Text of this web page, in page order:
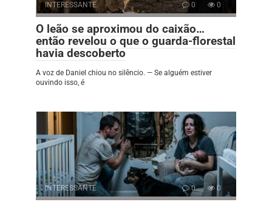
INTERESSANTE 0 0
O leão se aproximou do caixão…
então revelou o que o guarda-florestal
havia descoberto
A voz de Daniel chiou no silêncio. — Se alguém estiver
ouvindo isso, é
INTERESSANTE 0 0